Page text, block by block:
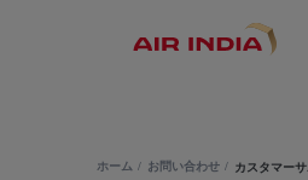
ホーム お問い合わせ カスタマー